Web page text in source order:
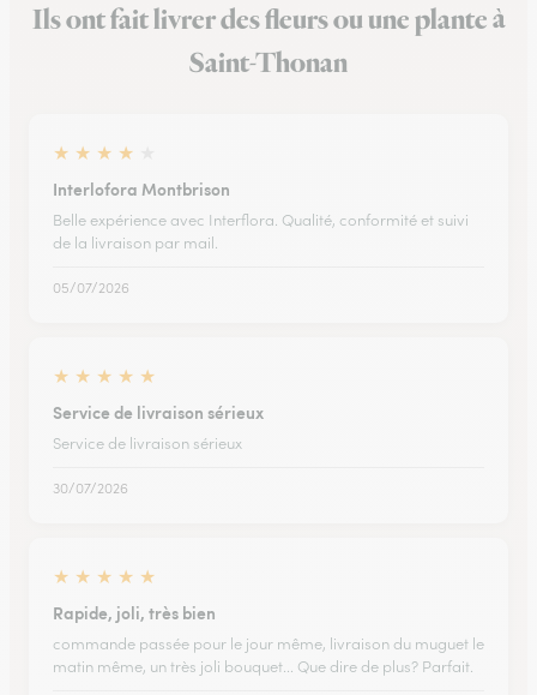
Ils ont fait livrer des fleurs ou une plante à
Saint-Thonan
★ ★ ★ ★
Interlofora Montbrison
Belle expérience avec Interflora. Qualité, conformité et suivi
de la livraison par mail.
05/07/2026
★ ★ ★ ★ ★
Service de livraison sérieux
Service de livraison sérieux
30/07/2026
★ ★ ★ ★ ★
Rapide, joli, très bien
commande passée pour le jour même, livraison du muguet le
matin même, un très joli bouquet... Que dire de plus? Parfait.